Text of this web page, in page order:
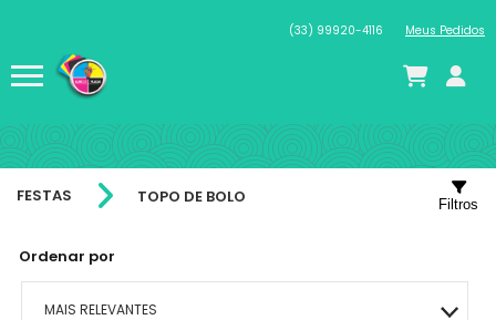
(33) 99920-4116 Meus Pedidos
FESTAS TOPO DE BOLO
Ordenar por
MAIS RELEVANTES
Filtros